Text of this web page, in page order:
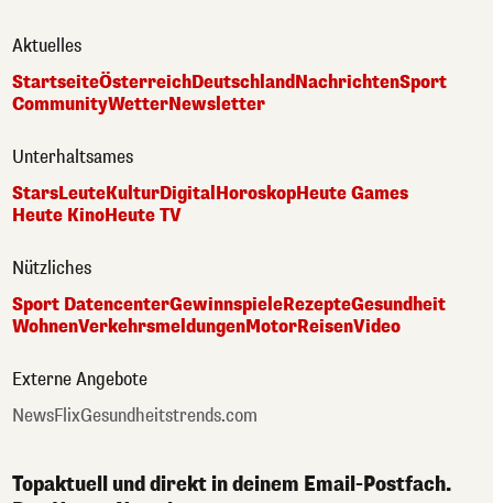
Aktuelles
StartseiteÖsterreichDeutschlandNachrichtenSport
CommunityWetterNewsletter
Unterhaltsames
StarsLeuteKulturDigital HoroskopHeute Games
Heute KinoHeute TV
Nützliches
Sport DatencenterGewinnspieleRezepteGesundheit
WohnenVerkehrsmeldungenMotorReisenVideo
Externe Angebote
NewsFlixGesundheitstrends.com
Topaktuell und direkt in deinem Email-Postfach.